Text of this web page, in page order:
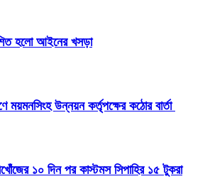
হলো আইনের খসড়া
ময়মনসিংহ উন্নয়ন কর্তৃপক্ষের কঠোর বার্তা
১০ দিন পর কাস্টমস সিপাহির ১৫ টুকরা